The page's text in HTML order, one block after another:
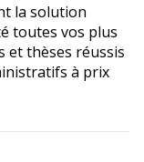
la solution
toutes vos plus
et thèses réussis
à prix